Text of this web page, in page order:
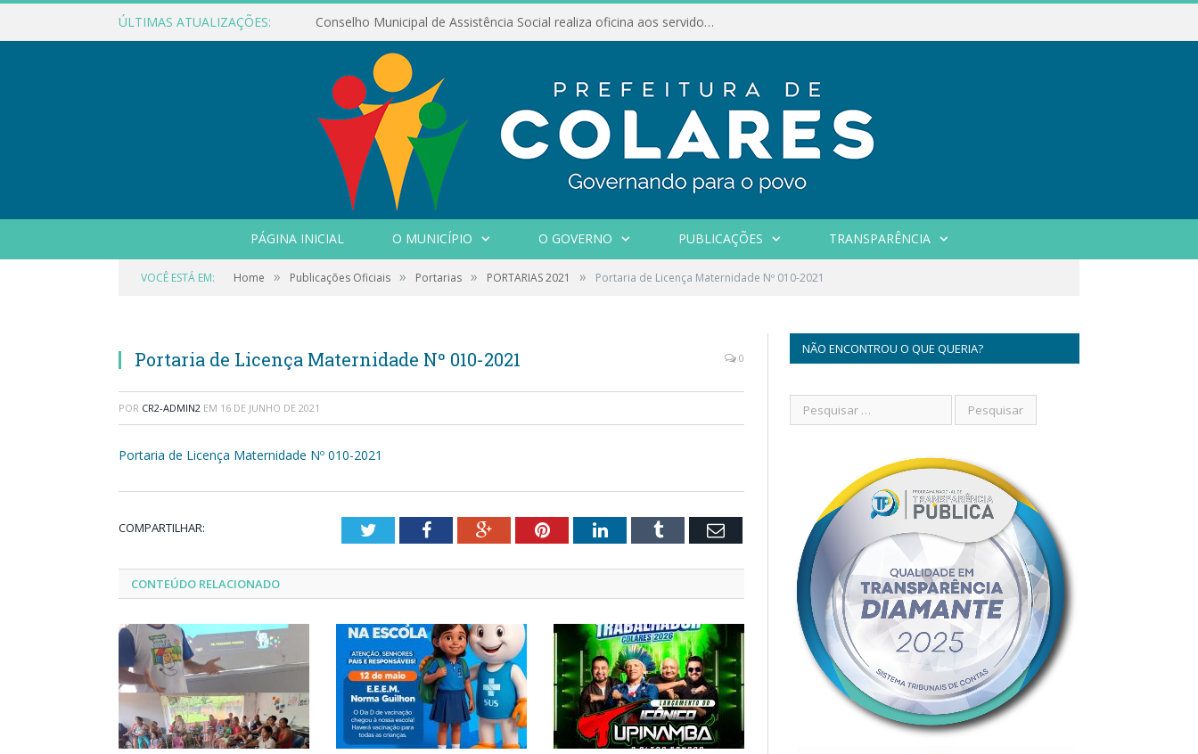
ÚLTIMAS ATUALIZAÇÕES: Conselho Municipal de Assistência Social realiza oficina aos servidores
PÁGINA INICIAL O MUNICÍPIO O GOVERNO PUBLICAÇÕES TRANSPARÊNCIA
VOCÊ ESTÁ EM: Home » Publicações Oficiais » Portarias » PORTARIAS 2021 » Portaria de Licença Maternidade Nº 010-2021
Portaria de Licença Maternidade Nº 010-2021 0
POR CR2-ADMIN2 EM 16 DE JUNHO DE 2021
Portaria de Licença Maternidade Nº 010-2021
COMPARTILHAR: TwitterFacebookGoogle+PinterestLinkedInTumblr Email
CONTEÚDO RELACIONADO
NÃO ENCONTROU O QUE QUERIA?